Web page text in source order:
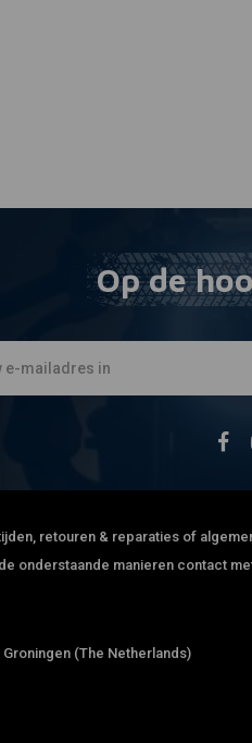
Op de
retouren & reparaties of
onderstaande manieren contact
(The Netherlands)